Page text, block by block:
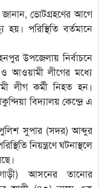
ভোটগ্রহণের আগে
পরিস্থিতি বর্তমানে
উপজেলায় নির্বাচনে
ও আওয়ামী লীগের মধ্যে
লীগ কর্মী নিহত হন।
বিদ্যালয় কেন্দ্রে এ
পুলিশ সুপার (সদর) আব্দুর
নিয়ন্ত্রণে ঘটনাস্থলে
আসনের তানোর